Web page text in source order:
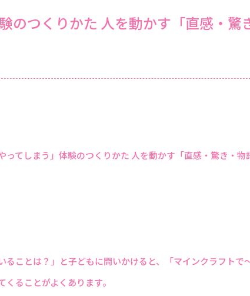
のつくりかた 人を動かす「直感・驚
てしまう」体験のつくりかた 人を動かす「直感・驚き・物
ることは？」と子どもに問いかけると、「マインクラフトで
ることがよくあります。